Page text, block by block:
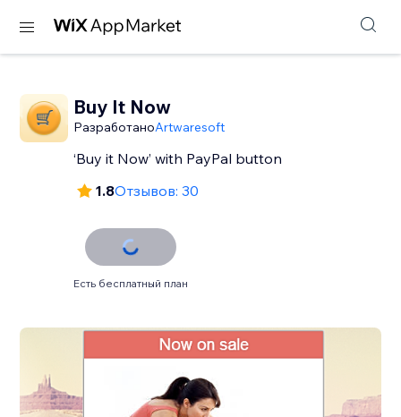
Buy It Now
РазработаноArtwaresoft
‘Buy it Now’ with PayPal button
1.8Отзывов: 30
Есть бесплатный план